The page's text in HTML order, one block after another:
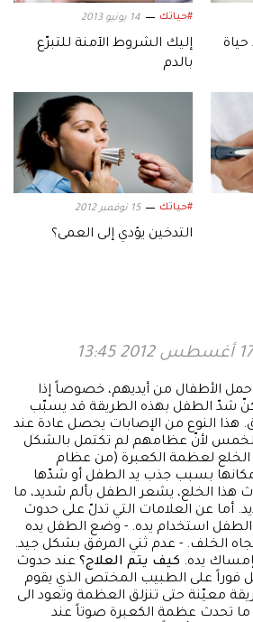
#حياتك 14 يونيو 2013
إليك الشروط الآمنة للتبرّع
بالدم
#حياتك 15 نوفمبر 2012
التدخين يؤدي إلى العمى؟
الأطفال من أيديهم، خصوصاً إذا
شدّ الطفل بهذه الطريقة قد يسبّب
هذا النوع من الإصابات يحصل عادة عند
لأنّ عظامهم لم تكتمل بالشكل
لعظمة الكعبرة (من عظام
بسبب جذب يد الطفل أو شدّها
هذا الخلع، يشعر الطفل بألم شديد، ما
أما عن العلامات التي تدلّ على حدوث
استخدام يده. - وضع الطفل يده
الخلف. - عدم ثني المرفق بشكل جيد.
يده. كيف يتم العلاج؟ عند حدوث
فوراً على الطبيب المختص الذي يقوم
معيّنة حتى تنزلق العظمة وتعود الى
ما تحدث عظمة الكعبرة صوتاً عند